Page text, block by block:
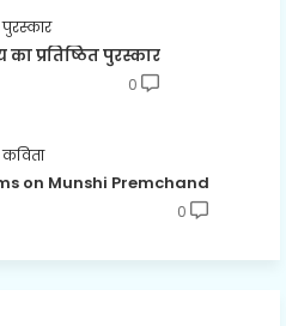
पुरस्कार
का प्रतिष्ठित पुरस्कार
0
कविता
on Munshi Premchand
0